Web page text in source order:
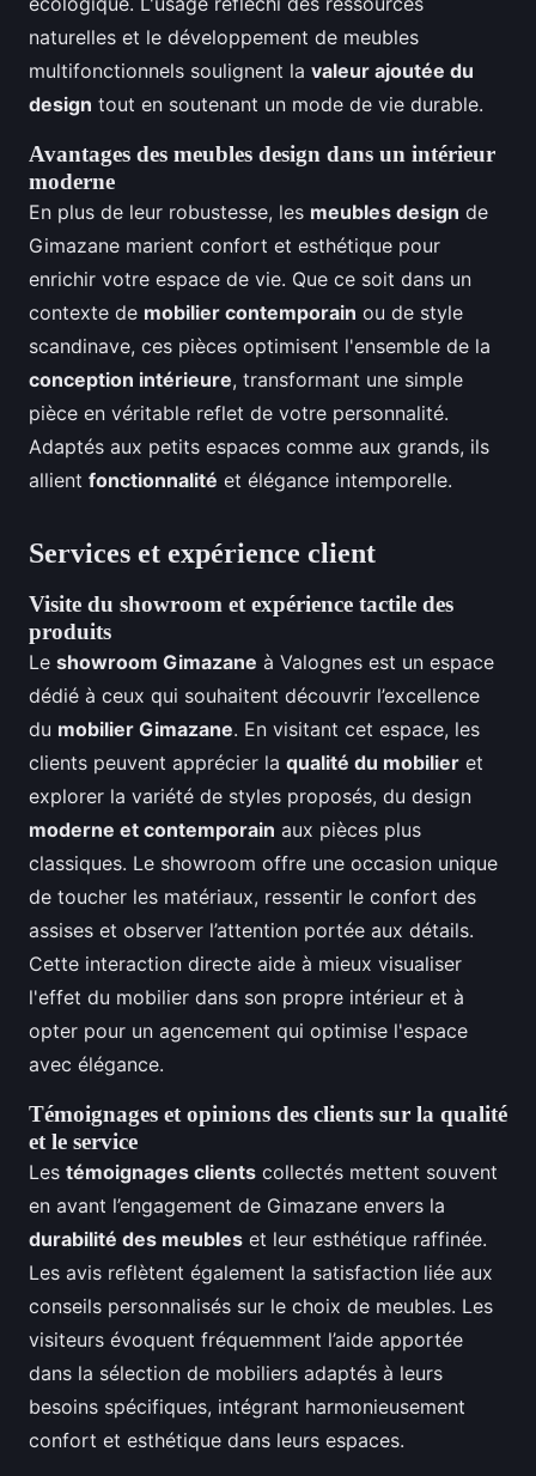
naturelles et le développement de meubles
multifonctionnels soulignent la valeur ajoutée du
design tout en soutenant un mode de vie durable.
Avantages des meubles design dans un intérieur
moderne
En plus de leur robustesse, les meubles design de
Gimazane marient confort et esthétique pour
enrichir votre espace de vie. Que ce soit dans un
contexte de mobilier contemporain ou de style
scandinave, ces pièces optimisent l'ensemble de la
conception intérieure, transformant une simple
pièce en véritable reflet de votre personnalité.
Adaptés aux petits espaces comme aux grands, ils
allient fonctionnalité et élégance intemporelle.
Services et expérience client
Visite du showroom et expérience tactile des
produits
Le showroom Gimazane à Valognes est un espace
dédié à ceux qui souhaitent découvrir l’excellence
du mobilier Gimazane. En visitant cet espace, les
clients peuvent apprécier la qualité du mobilier et
explorer la variété de styles proposés, du design
moderne et contemporain aux pièces plus
classiques. Le showroom offre une occasion unique
de toucher les matériaux, ressentir le confort des
assises et observer l’attention portée aux détails.
Cette interaction directe aide à mieux visualiser
l'effet du mobilier dans son propre intérieur et à
opter pour un agencement qui optimise l'espace
avec élégance.
Témoignages et opinions des clients sur la qualité
et le service
Les témoignages clients collectés mettent souvent
en avant l’engagement de Gimazane envers la
durabilité des meubles et leur esthétique raffinée.
Les avis reflètent également la satisfaction liée aux
conseils personnalisés sur le choix de meubles. Les
visiteurs évoquent fréquemment l’aide apportée
dans la sélection de mobiliers adaptés à leurs
besoins spécifiques, intégrant harmonieusement
confort et esthétique dans leurs espaces.